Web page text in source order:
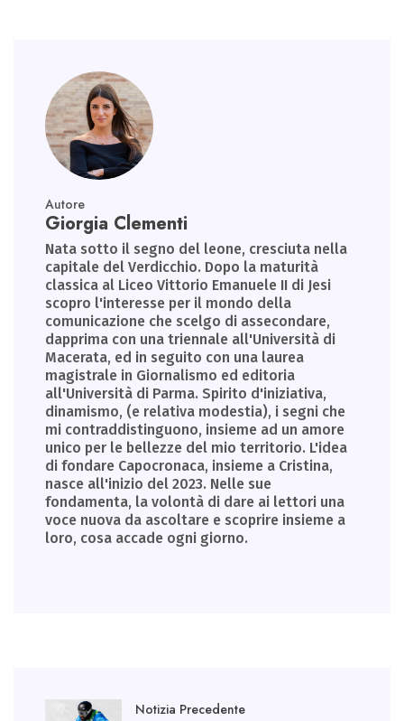
Autore
Giorgia Clementi
Nata sotto il segno del leone, cresciuta nella
capitale del Verdicchio. Dopo la maturità
classica al Liceo Vittorio Emanuele II di Jesi
scopro l'interesse per il mondo della
comunicazione che scelgo di assecondare,
dapprima con una triennale all'Università di
Macerata, ed in seguito con una laurea
magistrale in Giornalismo ed editoria
all'Università di Parma. Spirito d'iniziativa,
dinamismo, (e relativa modestia), i segni che
mi contraddistinguono, insieme ad un amore
unico per le bellezze del mio territorio. L'idea
di fondare Capocronaca, insieme a Cristina,
nasce all'inizio del 2023. Nelle sue
fondamenta, la volontà di dare ai lettori una
voce nuova da ascoltare e scoprire insieme a
loro, cosa accade ogni giorno.
Notizia Precedente